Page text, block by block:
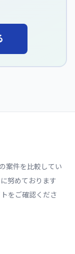
案件を比較してい
努めております
をご確認くださ